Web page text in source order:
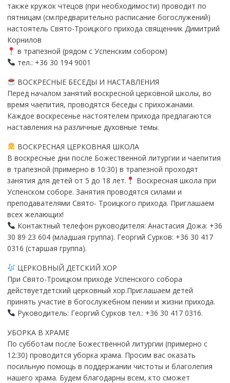
также кружок чтецов (при необходимости) проводит по
пятницам (см.предварительно расписание богослужений)
настоятель Свято-Троицкого прихода священник Димитрий
Корнилов
в трапезной (рядом с Успенским собором)
тел.: +36 30 194 9001
ВОСКРЕСНЫЕ БЕСЕДЫ И НАСТАВЛЕНИЯ
Перед началом занятий воскресной церковной школы, во
время чаепития, проводятся беседы с прихожанами.
Каждое воскресенье настоятелем прихода предлагаются
наставления на различные духовные темы.
ВОСКРЕСНАЯ ЦЕРКОВНАЯ ШКОЛА
В воскресные дни после Божественной литургии и чаепития
в трапезной (примерно в 10:30) в трапезной проходят
занятия для детей от 5 до 18 лет.
Воскресная школа при
Успенском соборе. Занятия проводятся силами и
преподавателями Свято- Троицкого прихода. Приглашаем
всех желающих!
Контактный телефон руководителя: Анастасия Дожа: +36
30 89 23 604 (младшая группа). Георгий Сурков: +36 30 417
0316 (старшая группа).
ЦЕРКОВНЫЙ ДЕТСКИЙ ХОР
При Свято-Троицком приходе Успенского собора
действуетдетский церковный хор.Приглашаем детей
принять участие в богослужебном пении и жизни прихода.
Руководитель: Георгий Сурков тел.: +36 30 417 0316.
УБОРКА В ХРАМЕ
По субботам после Божественной литургии (примерно с
12:30) проводится уборка храма. Просим вас оказать
посильную помощь в поддержании чистоты и благолепия
нашего храма. Будем благодарны всем, кто сможет